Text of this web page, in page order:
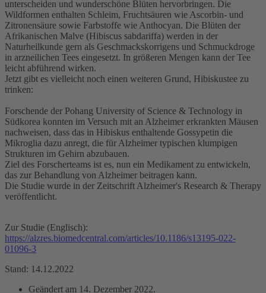
unterscheiden und wunderschöne Blüten hervorbringen. Die
Wildformen enthalten Schleim, Fruchtsäuren wie Ascorbin- und
Zitronensäure sowie Farbstoffe wie Anthocyan. Die Blüten der
Afrikanischen Malve (Hibiscus sabdariffa) werden in der
Naturheilkunde gern als Geschmackskorrigens und Schmuckdroge
in arzneilichen Tees eingesetzt. In größeren Mengen kann der Tee
leicht abführend wirken.
Jetzt gibt es vielleicht noch einen weiteren Grund, Hibiskustee zu
trinken:
Forschende der Pohang University of Science & Technology in
Südkorea konnten im Versuch mit an Alzheimer erkrankten Mäusen
nachweisen, dass das in Hibiskus enthaltende Gossypetin die
Mikroglia dazu anregt, die für Alzheimer typischen klumpigen
Strukturen im Gehirn abzubauen.
Ziel des Forscherteams ist es, nun ein Medikament zu entwickeln,
das zur Behandlung von Alzheimer beitragen kann.
Die Studie wurde in der Zeitschrift Alzheimer's Research & Therapy
veröffentlicht.
Zur Studie (Englisch):
https://alzres.biomedcentral.com/articles/10.1186/s13195-022-
01096-3
Stand: 14.12.2022
Geändert am 14. Dezember 2022.